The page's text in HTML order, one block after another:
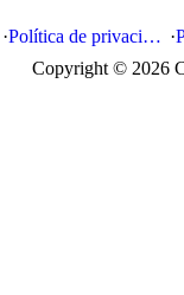
Copyright © 2026
· Política de privacidad ·